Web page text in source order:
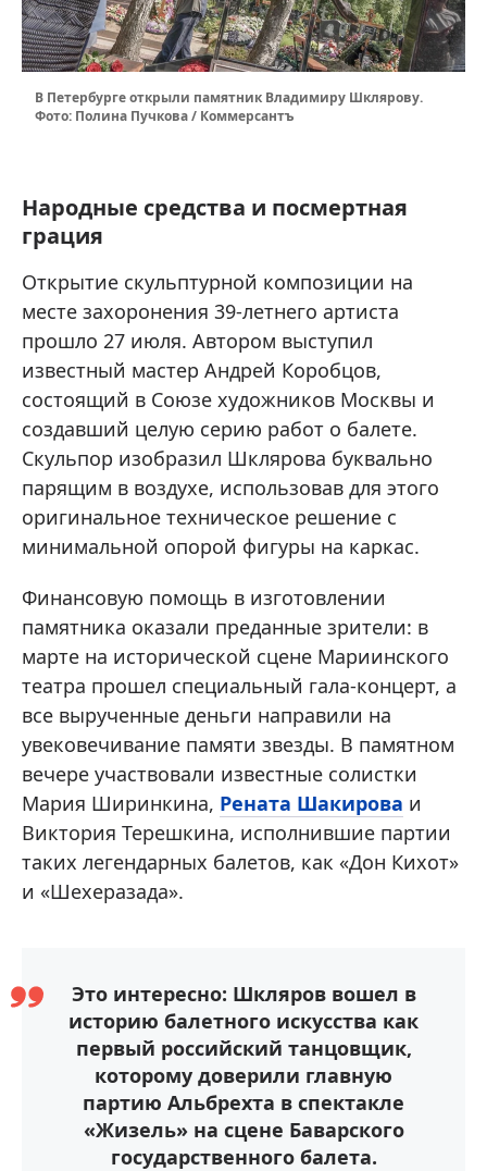
В Петербурге открыли памятник Владимиру Шклярову.
Фото: Полина Пучкова / Коммерсантъ
Народные средства и посмертная
грация
Открытие скульптурной композиции на
месте захоронения 39-летнего артиста
прошло 27 июля. Автором выступил
известный мастер Андрей Коробцов,
состоящий в Союзе художников Москвы и
создавший целую серию работ о балете.
Скульпор изобразил Шклярова буквально
парящим в воздухе, использовав для этого
оригинальное техническое решение с
минимальной опорой фигуры на каркас.
Финансовую помощь в изготовлении
памятника оказали преданные зрители: в
марте на исторической сцене Мариинского
театра прошел специальный гала-концерт, а
все вырученные деньги направили на
увековечивание памяти звезды. В памятном
вечере участвовали известные солистки
Мария Ширинкина, Рената Шакирова и
Виктория Терешкина, исполнившие партии
таких легендарных балетов, как «Дон Кихот»
и «Шехеразада».
Это интересно: Шкляров вошел в
историю балетного искусства как
первый российский танцовщик,
которому доверили главную
партию Альбрехта в спектакле
«Жизель» на сцене Баварского
государственного балета.